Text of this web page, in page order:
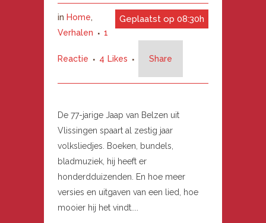
Geplaatst op 08:30h
in Home,
Verhalen
1
Reactie 4 Likes Share
De 77-jarige Jaap van Belzen uit
Vlissingen spaart al zestig jaar
volksliedjes. Boeken, bundels,
bladmuziek, hij heeft er
honderdduizenden. En hoe meer
versies en uitgaven van een lied, hoe
mooier hij het vindt....